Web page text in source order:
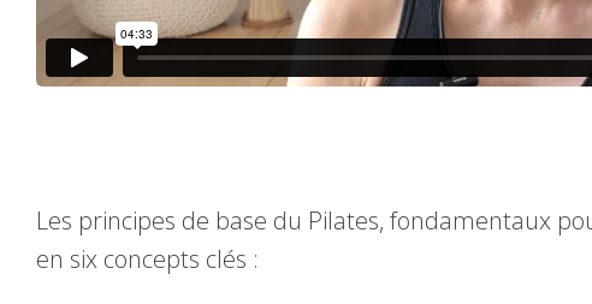
Les principes de base du Pilates, fondamentaux
en six concepts clés :